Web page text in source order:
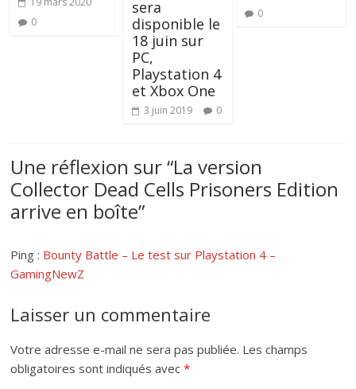
0
sera
disponible le
18 juin sur
PC,
Playstation 4
et Xbox One
3 juin 2019 0
0
Une réflexion sur “La version
Collector Dead Cells Prisoners Edition
arrive en boîte”
Ping : Bounty Battle – Le test sur Playstation 4 –
GamingNewZ
Laisser un commentaire
Votre adresse e-mail ne sera pas publiée. Les champs
obligatoires sont indiqués avec*